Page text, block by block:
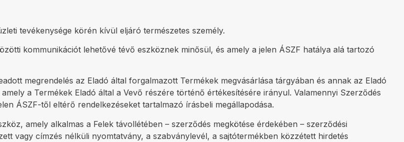
tevékenysége körén kívül eljáró természetes személy.
kommunikációt lehetővé tévő eszköznek minősül, és amely a jelen ÁSZF hatálya alá tartozó
megrendelés az Eladó által forgalmazott Termékek megvásárlása tárgyában és annak az Eladó
a Termékek Eladó által a Vevő részére történő értékesítésére irányul. Valamennyi Szerződés
ÁSZF-től eltérő rendelkezéseket tartalmazó írásbeli megállapodása.
amely alkalmas a Felek távollétében – szerződés megkötése érdekében – szerződési
vagy címzés nélküli nyomtatvány, a szabványlevél, a sajtótermékben közzétett hirdetés